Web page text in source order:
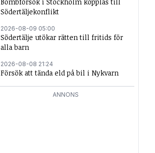
Södertäljekonflikt
2026-08-09 05:00
Södertälje utökar rätten till fritids för
alla barn
2026-08-08 21:24
Försök att tända eld på bil i Nykvarn
ANNONS